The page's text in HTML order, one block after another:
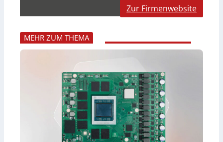
Zur Firmenwebsite
MEHR ZUM THEMA